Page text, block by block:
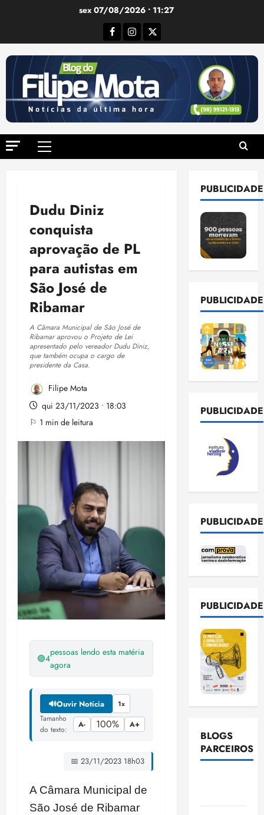
sex 07/08/2026 • 11:27
Facebook
Instagram
Twitter
Menu
Dudu Diniz
conquista
aprovação de PL
para autistas em
São José de
Ribamar
A Câmara Municipal de São José de
Ribamar aprovou o Projeto de Lei
apresentado pelo vereador Dudu Diniz,
que também ocupa o cargo de
presidente da Casa.
Filipe Mota
qui 23/11/2023 • 18:03
⚐ 1 min de leitura
🟢4
pessoas lendo esta matéria
agora
🔊Ouvir Notícia 1x
Tamanho
do texto:
A- 100% A+
📅 23/11/2023 18h03
A Câmara Municipal de
São José de Ribamar
PUBLICIDADE
PUBLICIDADE
PUBLICIDADE
PUBLICIDADE
PUBLICIDADE
BLOGS
PARCEIROS